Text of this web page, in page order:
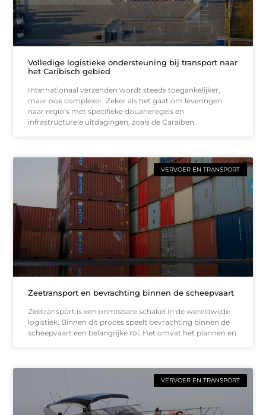
Volledige logistieke ondersteuning bij transport naar
het Caribisch gebied
Internationaal verzenden wordt steeds toegankelijker,
maar ook complexer. Zeker als het gaat om leveringen
naar regio’s met specifieke douaneregels en
infrastructurele uitdagingen, zoals de Caraïben.
VERVOER EN TRANSPORT
Zeetransport en bevrachting binnen de scheepvaart
Zeetransport is een onmisbare schakel in de wereldwijde
logistiek. Binnen dit proces speelt bevrachting binnen de
scheepvaart een belangrijke rol. Het omvat het plannen en
VERVOER EN TRANSPORT